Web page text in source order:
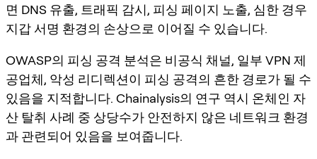
면 DNS 유출, 트래픽 감시, 피싱 페이지 노출, 심한 경우
지갑 서명 환경의 손상으로 이어질 수 있습니다.
OWASP의 피싱 공격 분석은 비공식 채널, 일부 VPN 제
공업체, 악성 리디렉션이 피싱 공격의 흔한 경로가 될 수
있음을 지적합니다. Chainalysis의 연구 역시 온체인 자
산 탈취 사례 중 상당수가 안전하지 않은 네트워크 환경
과 관련되어 있음을 보여줍니다.